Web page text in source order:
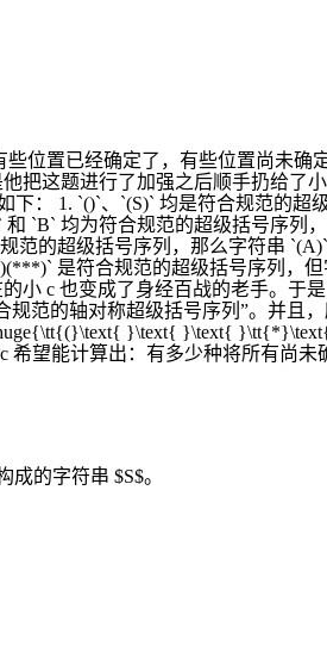
位置已经确定了，有些位置尚未
这题进行了加强之后顺手扔给了
下： 1. `()`、`(S)` 均是符合规范的
`B` 均为符合规范的超级括号序
的超级括号序列，那么字符串
是符合规范的超级括号序列
小 c 也变成了身经百战的老手。
范的轴对称超级括号序列”。并且
}\text{ }\text{
望能计算出：有多少种将所有尚
的字符串 $S$。